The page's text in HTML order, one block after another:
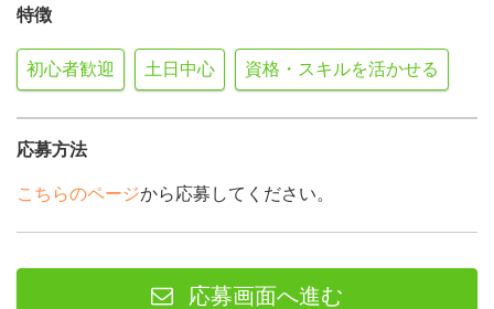
特徴
初心者歓迎 土日中心 資格・スキルを活かせる
応募方法
こちらのページから応募してください。
応募画面へ進む